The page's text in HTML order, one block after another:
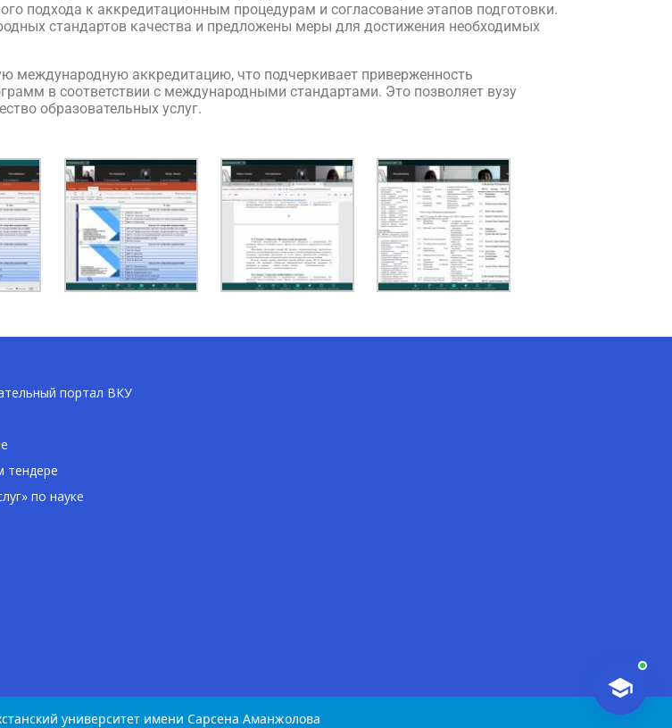
подхода к аккредитационным процедурам и согласование этапов подготовки.
стандартов качества и предложены меры для достижения необходимых
международную аккредитацию, что подчеркивает приверженность
в соответствии с международными стандартами. Это позволяет вузу
образовательных услуг.
портал ВКУ
тендере
по науке
университет имени Сарсена Аманжолова
AI-Talapker